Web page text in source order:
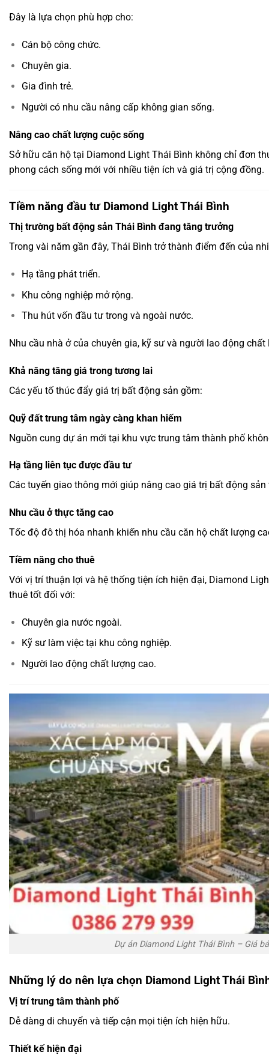
Đây là lựa chọn phù hợp cho:
Cán bộ công chức.
Chuyên gia.
Gia đình trẻ.
Người có nhu cầu nâng cấp không gian sống.
Nâng cao chất lượng cuộc sống
Sở hữu căn hộ tại Diamond Light Thái Bình không chỉ đơn
phong cách sống mới với nhiều tiện ích và giá trị cộng đồng.
Tiềm năng đầu tư Diamond Light Thái Bình
Thị trường bất động sản Thái Bình đang tăng trưởng
Trong vài năm gần đây, Thái Bình trở thành điểm đến của
Hạ tầng phát triển.
Khu công nghiệp mở rộng.
Thu hút vốn đầu tư trong và ngoài nước.
Nhu cầu nhà ở của chuyên gia, kỹ sư và người lao động
Khả năng tăng giá trong tương lai
Các yếu tố thúc đẩy giá trị bất động sản gồm:
Quỹ đất trung tâm ngày càng khan hiếm
Nguồn cung dự án mới tại khu vực trung tâm thành phố
Hạ tầng liên tục được đầu tư
Các tuyến giao thông mới giúp nâng cao giá trị bất động
Nhu cầu ở thực tăng cao
Tốc độ đô thị hóa nhanh khiến nhu cầu căn hộ chất lượng
Tiềm năng cho thuê
Với vị trí thuận lợi và hệ thống tiện ích hiện đại, Diamond
thuê tốt đối với:
Chuyên gia nước ngoài.
Kỹ sư làm việc tại khu công nghiệp.
Người lao động chất lượng cao.
Dự án Diamond Light Thái Bình – Giá
Những lý do nên lựa chọn Diamond Light Thái
Vị trí trung tâm thành phố
Dễ dàng di chuyển và tiếp cận mọi tiện ích hiện hữu.
Thiết kế hiện đại